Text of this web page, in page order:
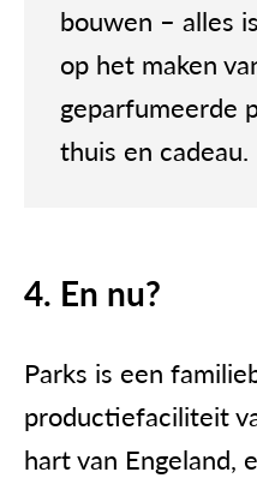
bouwen – alles
op het maken
geparfumeerde
thuis en cadeau.
4. En nu?
Parks is een
productiefaciliteit
hart van Engeland,